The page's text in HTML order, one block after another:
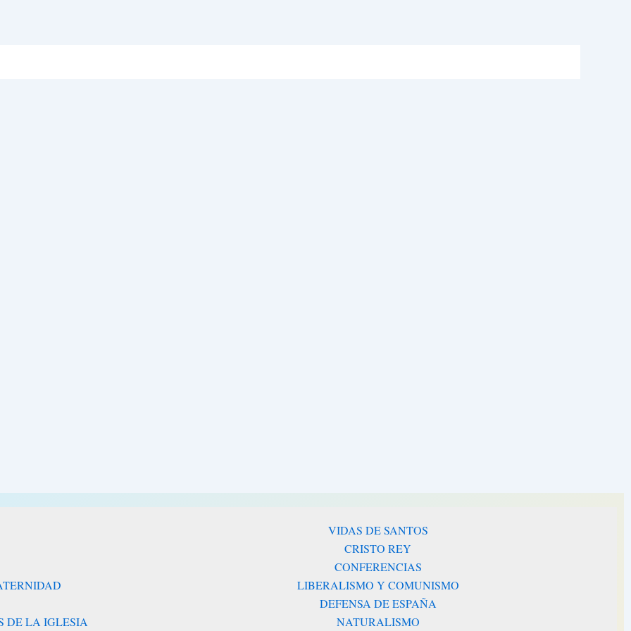
DE LA IGLESIA
VIDAS DE SANTOS
CRISTO REY
CONFERENCIAS
LIBERALISMO Y COMUNISMO
DEFENSA DE ESPAÑA
NATURALISMO